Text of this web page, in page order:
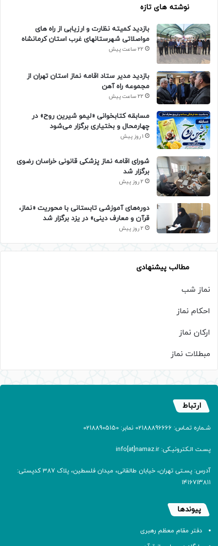
نوشته های تازه
بازدید کمیته نظارت و ارزیابی از راه های
مواصلاتی شهرستانهای غرب استان کرمانشاه
22 ساعت پیش
بازدید مدیر ستاد اقامه نماز استان تهران از
مجموعه راه آهن
22 ساعت پیش
مسابقه کتابخوانی «لیمو شیرین روح» در
چهارمحال و بختیاری برگزار می‌شود
1 روز پیش
شورای اقامه نماز پزشکی قانونی خراسان رضوی
برگزار شد
2 روز پیش
دوره‌های آموزشی تابستانی با محوریت «نماز،
قرآن و معارف دینی» در یزد برگزار شد
2 روز پیش
مطالب پیشنهادی
نماز شب
احکام نماز
ارکان نماز
مبطلات نماز
ارتباط
شـماره تمـاس: 02188896666 نمابر: 02188905150
پسـت الـکترونیـکی: info[at]namaz.ir
آدرس: پسـتی تهران، خیابان طالقانی، میدان فلسطین، پلاک 387 کدپستی:
۱۴۱۶۷۱۳۸۱۱
پیوندها
دفتر مقام معظم رهبری